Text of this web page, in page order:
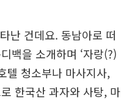
난 건데요. 동남아로 떠
백을 소개하며 ‘자랑(?)
텔 청소부나 마사지사,
한국산 과자와 사탕, 마